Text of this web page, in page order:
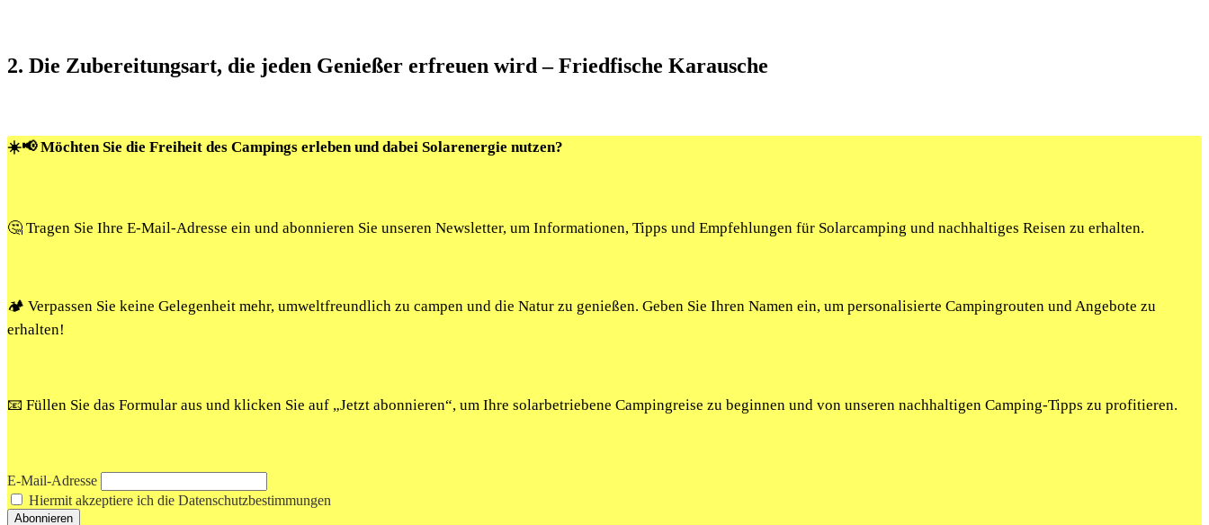
2. Die Zubereitungsart, die jeden Genießer erfreuen wird – Friedfische Karausche
☀️📢 Möchten Sie die Freiheit des Campings erleben und dabei Solarenergie nutzen?
🤔 Tragen Sie Ihre E-Mail-Adresse ein und abonnieren Sie unseren Newsletter, um Informationen, Tipps und Empfehlungen für Solarcamping und nachhaltiges Reisen zu erhalten.
🏕️ Verpassen Sie keine Gelegenheit mehr, umweltfreundlich zu campen und die Natur zu genießen. Geben Sie Ihren Namen ein, um personalisierte Campingrouten und Angebote zu
erhalten!
📧 Füllen Sie das Formular aus und klicken Sie auf „Jetzt abonnieren“, um Ihre solarbetriebene Campingreise zu beginnen und von unseren nachhaltigen Camping-Tipps zu profitieren.
E-Mail-Adresse
Hiermit akzeptiere ich die Datenschutzbestimmungen